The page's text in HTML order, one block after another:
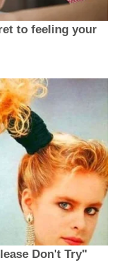
to feeling your
Don't Try"